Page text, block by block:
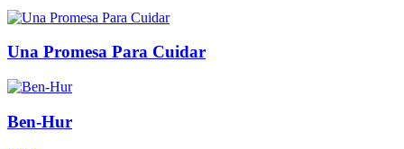
Una Promesa Para Cuidar
Ben-Hur